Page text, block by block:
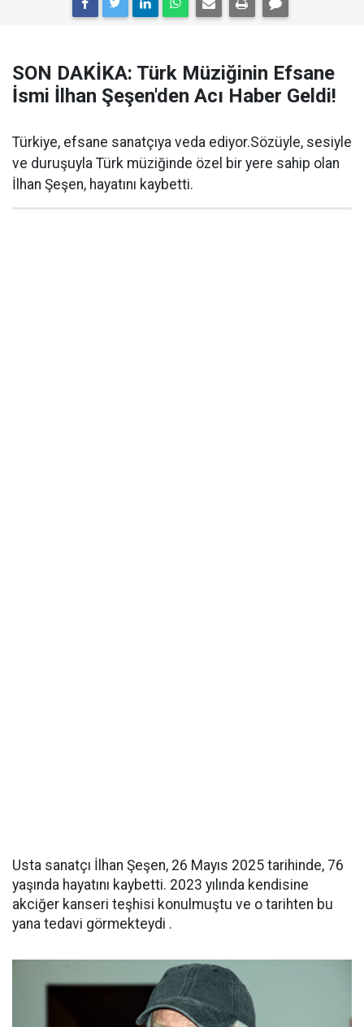
SON DAKİKA: Türk Müziğinin Efsane
İsmi İlhan Şeşen'den Acı Haber Geldi!
Türkiye, efsane sanatçıya veda ediyor.Sözüyle, sesiyle
ve duruşuyla Türk müziğinde özel bir yere sahip olan
İlhan Şeşen, hayatını kaybetti.
Usta sanatçı İlhan Şeşen, 26 Mayıs 2025 tarihinde, 76
yaşında hayatını kaybetti. 2023 yılında kendisine
akciğer kanseri teşhisi konulmuştu ve o tarihten bu
yana tedavi görmekteydi .